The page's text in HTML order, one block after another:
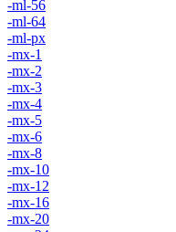
-ml-56
-ml-64
-ml-px
-mx-1
-mx-2
-mx-3
-mx-4
-mx-5
-mx-6
-mx-8
-mx-10
-mx-12
-mx-16
-mx-20